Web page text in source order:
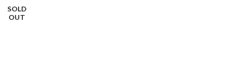
SOLD
OUT